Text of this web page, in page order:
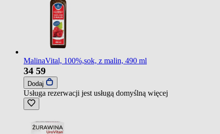
MalinaVital, 100%,sok, z malin, 490 ml
34 59
Dodaj
Usługa rezerwacji jest usługą domyślną więcej